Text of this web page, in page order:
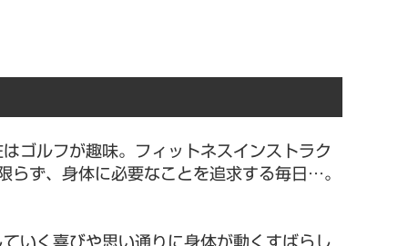
ゴルフが趣味。フィットネスインストラク
ず、身体に必要なことを追求する毎日…。